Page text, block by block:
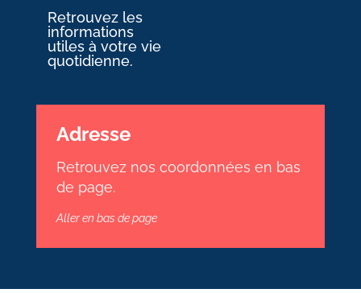
Retrouvez les
informations
utiles à votre vie
quotidienne.
Adresse
Retrouvez nos coordonnées en bas
de page.
Aller en bas de page